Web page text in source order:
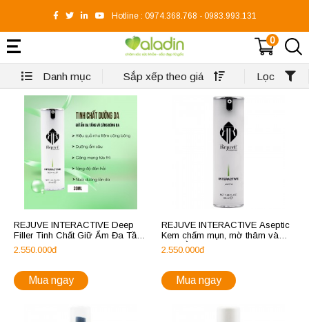
Hotline : 0974.368.768 - 0983.993.131
0
Danh mục Sắp xếp theo giá Lọc
REJUVE INTERACTIVE Deep
Filler Tinh Chất Giữ Ẩm Đa Tầng
Cho Da, Căng Bóng Da
2.550.000đ
Mua ngay
REJUVE INTERACTIVE Aseptic
Kem chấm mụn, mờ thâm và
cân bằng lượng dầu nhờn trên
da
2.550.000đ
Mua ngay